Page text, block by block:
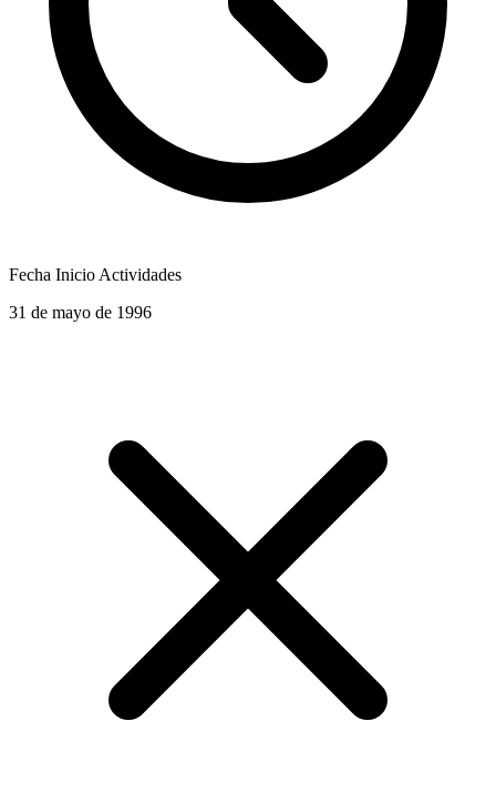
Fecha Inicio Actividades
31 de mayo de 1996